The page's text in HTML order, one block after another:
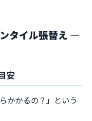
タイル張替え ―
安
かかるの？」という